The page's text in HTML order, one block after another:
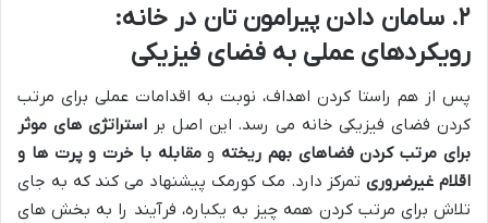
۲. سامان دادن پیرامون تان در خانه:
رویکردهای عملی به فضای فیزیکی
پس از هم راستا کردن اهداف، نوبت به اقدامات عملی برای مرتب
کردن فضای فیزیکی خانه می رسد. این اصل براستراتژی های موثر
برای مرتب کردن فضاهای بهم ریخته ومقابله با خرت و پرت ها و
اقلام غیرضروریتمرکز دارد. مک کورمک پیشنهاد می کند که به جای
تلاش برای مرتب کردن همه چیز به یکباره، فرآیند را به بخش های